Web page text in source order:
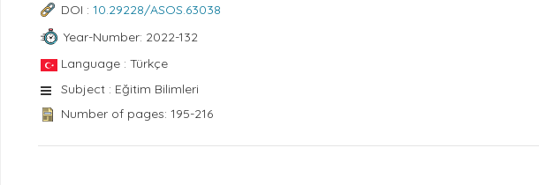
DOI : 10.29228/ASOS.63038
Year-Number: 2022-132
Language : Türkçe
Subject : Eğitim Bilimleri
Number of pages: 195-216